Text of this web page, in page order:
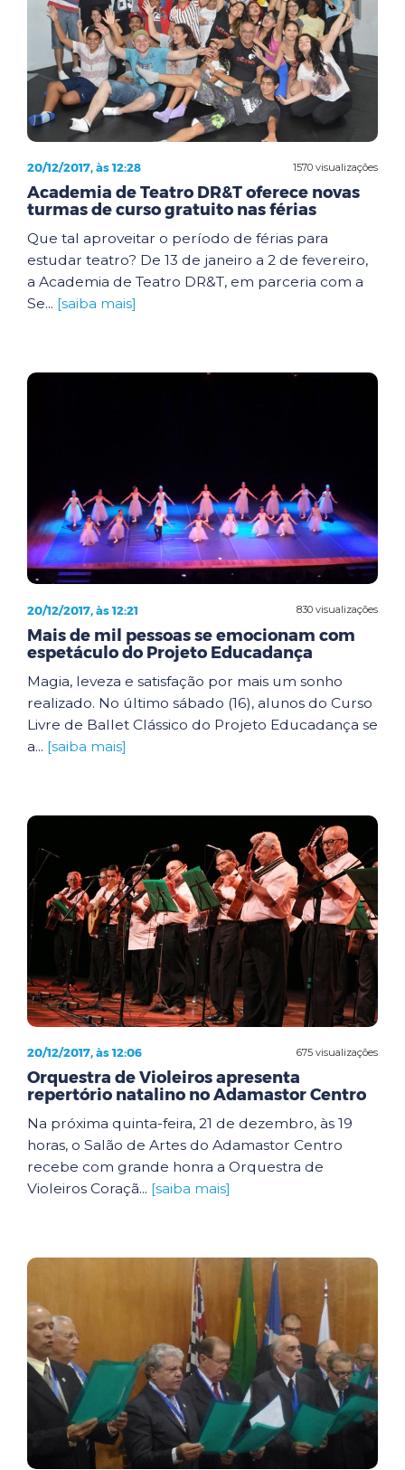
1570 visualizações
20/12/2017, às 12:28
Academia de Teatro DR&T oferece novas
turmas de curso gratuito nas férias
Que tal aproveitar o período de férias para
estudar teatro? De 13 de janeiro a 2 de fevereiro,
a Academia de Teatro DR&T, em parceria com a
Se... [saiba mais]
830 visualizações
20/12/2017, às 12:21
Mais de mil pessoas se emocionam com
espetáculo do Projeto Educadança
Magia, leveza e satisfação por mais um sonho
realizado. No último sábado (16), alunos do Curso
Livre de Ballet Clássico do Projeto Educadança se
a... [saiba mais]
675 visualizações
20/12/2017, às 12:06
Orquestra de Violeiros apresenta
repertório natalino no Adamastor Centro
Na próxima quinta-feira, 21 de dezembro, às 19
horas, o Salão de Artes do Adamastor Centro
recebe com grande honra a Orquestra de
Violeiros Coraçã... [saiba mais]